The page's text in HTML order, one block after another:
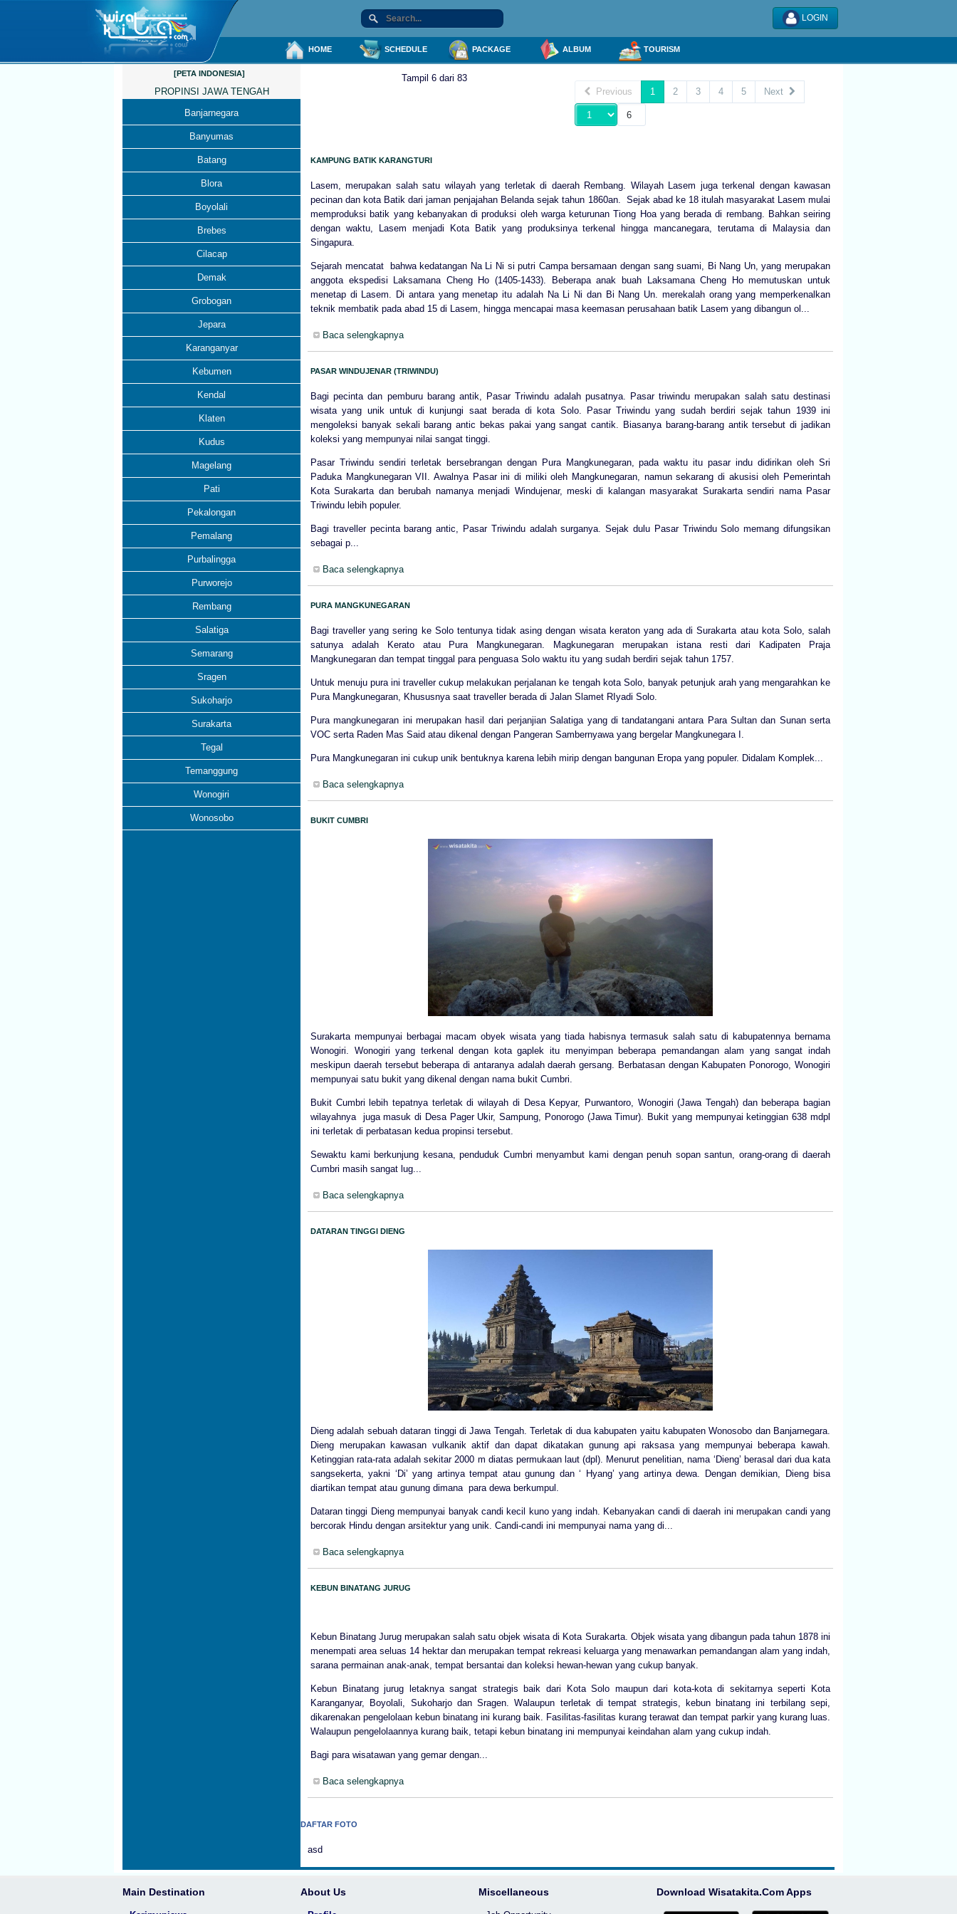
LOGIN
HOME SCHEDULE PACKAGE ALBUM TOURISM
[PETA INDONESIA]
PROPINSI JAWA TENGAH
Banjarnegara
Banyumas
Batang
Blora
Boyolali
Brebes
Cilacap
Demak
Grobogan
Jepara
Karanganyar
Kebumen
Kendal
Klaten
Kudus
Magelang
Pati
Pekalongan
Pemalang
Purbalingga
Purworejo
Rembang
Salatiga
Semarang
Sragen
Sukoharjo
Surakarta
Tegal
Temanggung
Wonogiri
Wonosobo
Tampil 6 dari 83
Previous
1 2 3 4 5 Next
KAMPUNG BATIK KARANGTURI
Lasem, merupakan salah satu wilayah yang terletak di daerah Rembang. Wilayah Lasem juga terkenal dengan kawasan
pecinan dan kota Batik dari jaman penjajahan Belanda sejak tahun 1860an. Sejak abad ke 18 itulah masyarakat Lasem mulai
memproduksi batik yang kebanyakan di produksi oleh warga keturunan Tiong Hoa yang berada di rembang. Bahkan seiring
dengan waktu, Lasem menjadi Kota Batik yang produksinya terkenal hingga mancanegara, terutama di Malaysia dan
Singapura.
Sejarah mencatat bahwa kedatangan Na Li Ni si putri Campa bersamaan dengan sang suami, Bi Nang Un, yang merupakan
anggota ekspedisi Laksamana Cheng Ho (1405-1433). Beberapa anak buah Laksamana Cheng Ho memutuskan untuk
menetap di Lasem. Di antara yang menetap itu adalah Na Li Ni dan Bi Nang Un. merekalah orang yang memperkenalkan
teknik membatik pada abad 15 di Lasem, hingga mencapai masa keemasan perusahaan batik Lasem yang dibangun ol...
Baca selengkapnya
PASAR WINDUJENAR (TRIWINDU)
Bagi pecinta dan pemburu barang antik, Pasar Triwindu adalah pusatnya. Pasar triwindu merupakan salah satu destinasi
wisata yang unik untuk di kunjungi saat berada di kota Solo. Pasar Triwindu yang sudah berdiri sejak tahun 1939 ini
mengoleksi banyak sekali barang antic bekas pakai yang sangat cantik. Biasanya barang-barang antik tersebut di jadikan
koleksi yang mempunyai nilai sangat tinggi.
Pasar Triwindu sendiri terletak bersebrangan dengan Pura Mangkunegaran, pada waktu itu pasar indu didirikan oleh Sri
Paduka Mangkunegaran VII. Awalnya Pasar ini di miliki oleh Mangkunegaran, namun sekarang di akusisi oleh Pemerintah
Kota Surakarta dan berubah namanya menjadi Windujenar, meski di kalangan masyarakat Surakarta sendiri nama Pasar
Triwindu lebih populer.
Bagi traveller pecinta barang antic, Pasar Triwindu adalah surganya. Sejak dulu Pasar Triwindu Solo memang difungsikan
sebagai p...
Baca selengkapnya
PURA MANGKUNEGARAN
Bagi traveller yang sering ke Solo tentunya tidak asing dengan wisata keraton yang ada di Surakarta atau kota Solo, salah
satunya adalah Kerato atau Pura Mangkunegaran. Magkunegaran merupakan istana resti dari Kadipaten Praja
Mangkunegaran dan tempat tinggal para penguasa Solo waktu itu yang sudah berdiri sejak tahun 1757.
Untuk menuju pura ini traveller cukup melakukan perjalanan ke tengah kota Solo, banyak petunjuk arah yang mengarahkan ke
Pura Mangkunegaran, Khususnya saat traveller berada di Jalan Slamet RIyadi Solo.
Pura mangkunegaran ini merupakan hasil dari perjanjian Salatiga yang di tandatangani antara Para Sultan dan Sunan serta
VOC serta Raden Mas Said atau dikenal dengan Pangeran Sambernyawa yang bergelar Mangkunegara I.
Pura Mangkunegaran ini cukup unik bentuknya karena lebih mirip dengan bangunan Eropa yang populer. Didalam Komplek...
Baca selengkapnya
BUKIT CUMBRI
Surakarta mempunyai berbagai macam obyek wisata yang tiada habisnya termasuk salah satu di kabupatennya bernama
Wonogiri. Wonogiri yang terkenal dengan kota gaplek itu menyimpan beberapa pemandangan alam yang sangat indah
meskipun daerah tersebut beberapa di antaranya adalah daerah gersang. Berbatasan dengan Kabupaten Ponorogo, Wonogiri
mempunyai satu bukit yang dikenal dengan nama bukit Cumbri.
Bukit Cumbri lebih tepatnya terletak di wilayah di Desa Kepyar, Purwantoro, Wonogiri (Jawa Tengah) dan beberapa bagian
wilayahnya juga masuk di Desa Pager Ukir, Sampung, Ponorogo (Jawa Timur). Bukit yang mempunyai ketinggian 638 mdpl
ini terletak di perbatasan kedua propinsi tersebut.
Sewaktu kami berkunjung kesana, penduduk Cumbri menyambut kami dengan penuh sopan santun, orang-orang di daerah
Cumbri masih sangat lug...
Baca selengkapnya
DATARAN TINGGI DIENG
Dieng adalah sebuah dataran tinggi di Jawa Tengah. Terletak di dua kabupaten yaitu kabupaten Wonosobo dan Banjarnegara.
Dieng merupakan kawasan vulkanik aktif dan dapat dikatakan gunung api raksasa yang mempunyai beberapa kawah.
Ketinggian rata-rata adalah sekitar 2000 m diatas permukaan laut (dpl). Menurut penelitian, nama ‘Dieng’ berasal dari dua kata
sangsekerta, yakni ‘Di’ yang artinya tempat atau gunung dan ‘ Hyang’ yang artinya dewa. Dengan demikian, Dieng bisa
diartikan tempat atau gunung dimana para dewa berkumpul.
Dataran tinggi Dieng mempunyai banyak candi kecil kuno yang indah. Kebanyakan candi di daerah ini merupakan candi yang
bercorak Hindu dengan arsitektur yang unik. Candi-candi ini mempunyai nama yang di...
Baca selengkapnya
KEBUN BINATANG JURUG
Kebun Binatang Jurug merupakan salah satu objek wisata di Kota Surakarta. Objek wisata yang dibangun pada tahun 1878 ini
menempati area seluas 14 hektar dan merupakan tempat rekreasi keluarga yang menawarkan pemandangan alam yang indah,
sarana permainan anak-anak, tempat bersantai dan koleksi hewan-hewan yang cukup banyak.
Kebun Binatang jurug letaknya sangat strategis baik dari Kota Solo maupun dari kota-kota di sekitarnya seperti Kota
Karanganyar, Boyolali, Sukoharjo dan Sragen. Walaupun terletak di tempat strategis, kebun binatang ini terbilang sepi,
dikarenakan pengelolaan kebun binatang ini kurang baik. Fasilitas-fasilitas kurang terawat dan tempat parkir yang kurang luas.
Walaupun pengelolaannya kurang baik, tetapi kebun binatang ini mempunyai keindahan alam yang cukup indah.
Bagi para wisatawan yang gemar dengan...
Baca selengkapnya
DAFTAR FOTO
asd
Main Destination About Us Miscellaneous Download Wisatakita.Com Apps